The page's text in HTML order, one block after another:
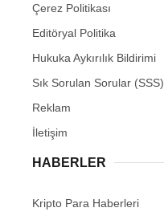
Çerez Politikası
Editöryal Politika
Hukuka Aykırılık Bildirimi
Sık Sorulan Sorular (SSS)
Reklam
İletişim
HABERLER
Kripto Para Haberleri